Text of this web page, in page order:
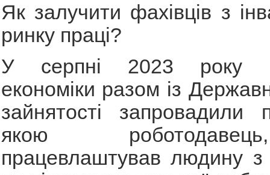
Як залучити фахівців з
ринку праці?
У серпні 2023 року
економіки разом із
зайнятості запровадили
якою
працевлаштував людину з